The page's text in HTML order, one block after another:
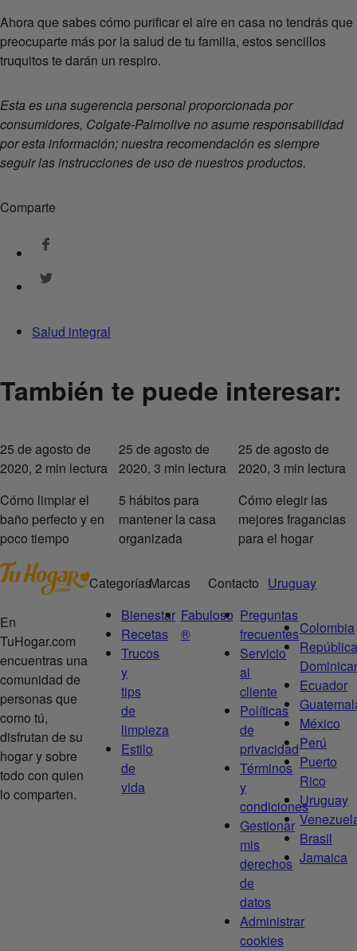
Ahora que sabes cómo purificar el aire en casa no tendrás que
preocuparte más por la salud de tu familia, estos sencillos
truquitos te darán un respiro.
Esta es una sugerencia personal proporcionada por
consumidores, Colgate-Palmolive no asume responsabilidad
por esta información; nuestra recomendación es siempre
seguir las instrucciones de uso de nuestros productos.
Comparte
Salud integral
También te puede interesar:
25 de agosto de
2020, 2 min lectura
Cómo limpiar el
baño perfecto y en
poco tiempo
25 de agosto de
2020, 3 min lectura
5 hábitos para
mantener la casa
organizada
25 de agosto de
2020, 3 min lectura
Cómo elegir las
mejores fragancias
para el hogar
En
TuHogar.com
encuentras una
comunidad de
personas que
como tú,
disfrutan de su
hogar y sobre
todo con quien
lo comparten.
Categorías
Bienestar
Recetas
Trucos
y
tips
de
limpieza
Estilo
de
vida
Marcas
Fabuloso
®
Contacto
Preguntas
frecuentes
Servicio
al
cliente
Políticas
de
privacidad
Términos
y
condiciones
Gestionar
mis
derechos
de
datos
Administrar
cookies
Uruguay
Colombia
República
Ecuador
México
Perú
Puerto
Rico
Uruguay
Brasil
Jamaica